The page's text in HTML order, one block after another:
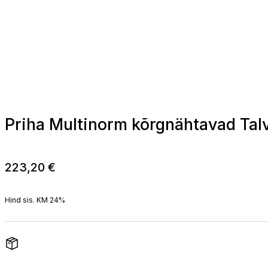
Priha Multinorm kõrgnähtavad
223,20 €
Hind sis. KM 24%